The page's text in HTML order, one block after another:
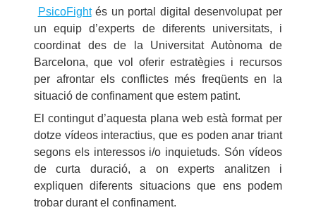
PsicoFight és un portal digital desenvolupat per
un equip d’experts de diferents universitats, i
coordinat des de la Universitat Autònoma de
Barcelona, que vol oferir estratègies i recursos
per afrontar els conflictes més freqüents en la
situació de confinament que estem patint.
El contingut d’aquesta plana web està format per
dotze vídeos interactius, que es poden anar triant
segons els interessos i/o inquietuds. Són vídeos
de curta duració, a on experts analitzen i
expliquen diferents situacions que ens podem
trobar durant el confinament.